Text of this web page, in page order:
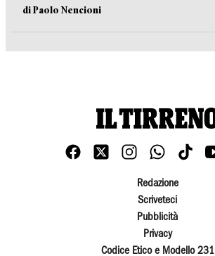
di Paolo Nencioni
Redazione
Scriveteci
Pubblicità
Privacy
Codice Etico e Modello 231